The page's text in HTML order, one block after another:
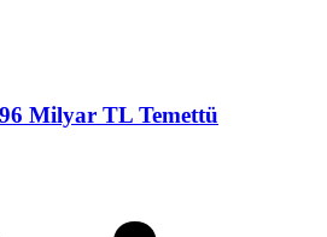
Milyar TL Temettü